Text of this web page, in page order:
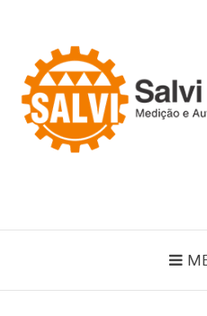
conteúdo